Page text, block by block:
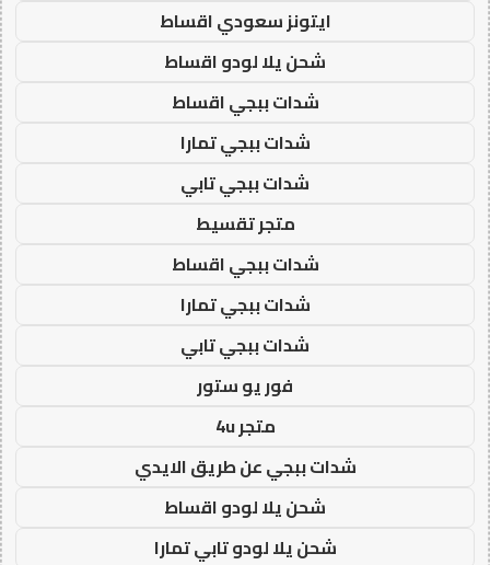
ايتونز سعودي اقساط
شحن يلا لودو اقساط
شدات ببجي اقساط
شدات ببجي تمارا
شدات ببجي تابي
متجر تقسيط
شدات ببجي اقساط
شدات ببجي تمارا
شدات ببجي تابي
فور يو ستور
متجر 4u
شدات ببجي عن طريق الايدي
شحن يلا لودو اقساط
شحن يلا لودو تابي تمارا